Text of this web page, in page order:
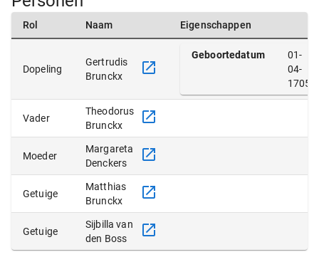
Rol Naam Eigenschappen
Dopeling
Gertrudis
Brunckx
Geboortedatum
01-
04-
1705
Vader
Theodorus
Brunckx
Moeder
Margareta
Denckers
Getuige
Matthias
Brunckx
Getuige
Sijbilla van
den Boss